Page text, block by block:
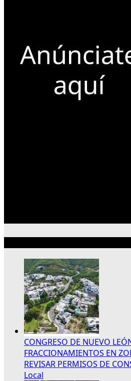
CONGRESO DE NUEVO
FRACCIONAMIENTOS EN
REVISAR PERMISOS DE
Local